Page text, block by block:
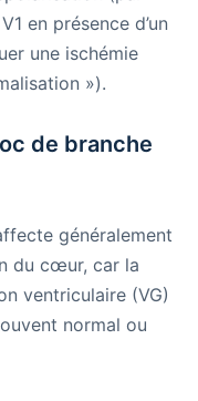
en présence d’un
une ischémie
»).
de branche
généralement
du cœur, car la
ventriculaire (VG)
normal ou